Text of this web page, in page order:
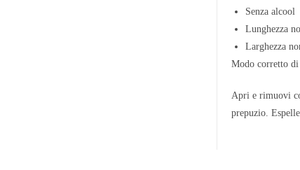
Senza alcool
Lunghezza
Larghezza
Modo corretto di
Apri e rimuovi
prepuzio.